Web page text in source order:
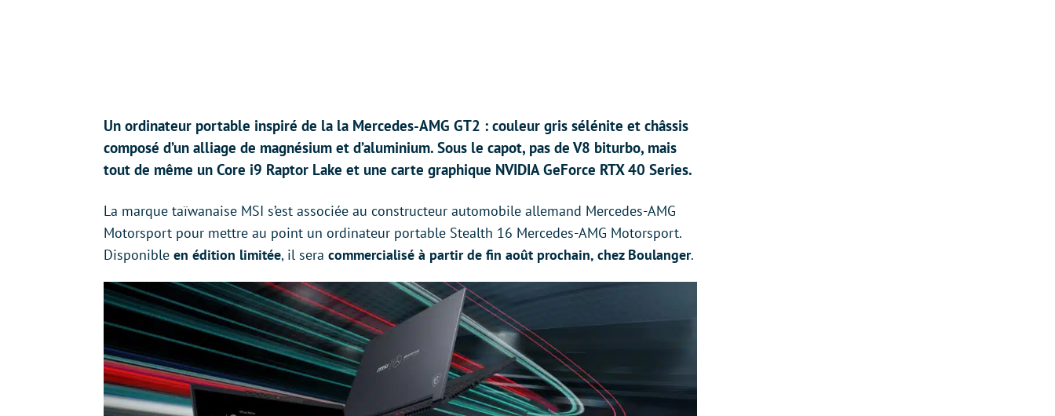
Un ordinateur portable inspiré de la la Mercedes-AMG GT2 : couleur gris sélénite et châssis
composé d’un alliage de magnésium et d’aluminium. Sous le capot, pas de V8 biturbo, mais
tout de même un Core i9 Raptor Lake et une carte graphique NVIDIA GeForce RTX 40 Series.
La marque taïwanaise MSI s’est associée au constructeur automobile allemand Mercedes-AMG
Motorsport pour mettre au point un ordinateur portable Stealth 16 Mercedes-AMG Motorsport.
Disponible en édition limitée, il sera commercialisé à partir de fin août prochain, chez Boulanger.